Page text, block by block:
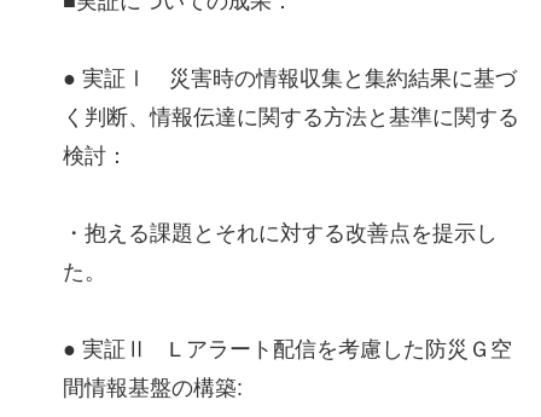
● 実証Ⅰ 災害時の情報収集と集約結果に基づ
く判断、情報伝達に関する方法と基準に関する
検討：
・抱える課題とそれに対する改善点を提示し
た。
● 実証Ⅱ L アラート配信を考慮した防災Ｇ空
間情報基盤の構築: